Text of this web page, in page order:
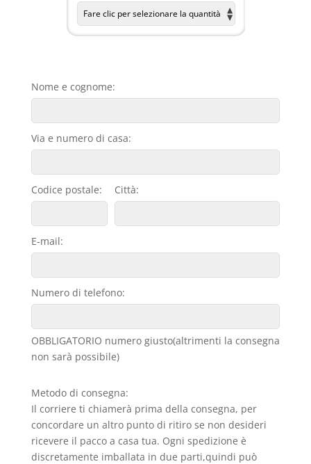
Nome e cognome:
Via e numero di casa:
Codice postale: Città:
E-mail:
Numero di telefono:
OBBLIGATORIO numero giusto(altrimenti la consegna
non sarà possibile)
Metodo di consegna:
Il corriere ti chiamerà prima della consegna, per
concordare un altro punto di ritiro se non desideri
ricevere il pacco a casa tua. Ogni spedizione è
discretamente imballata in due parti,quindi può